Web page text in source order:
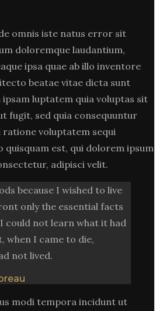
omnis iste natus error sit
doloremque laudantium,
ipsa quae ab illo inventore
beatae vitae dicta sunt
ipsam luptatem quia voluptas sit
fugit, sed quia consequuntur
ratione voluptatem sequi
quisquam est, qui dolorem ipsum
adipisci velit.
because I wished to live
only the essential facts
could not learn what it had
when I came to die,
not lived.
modi tempora incidunt ut